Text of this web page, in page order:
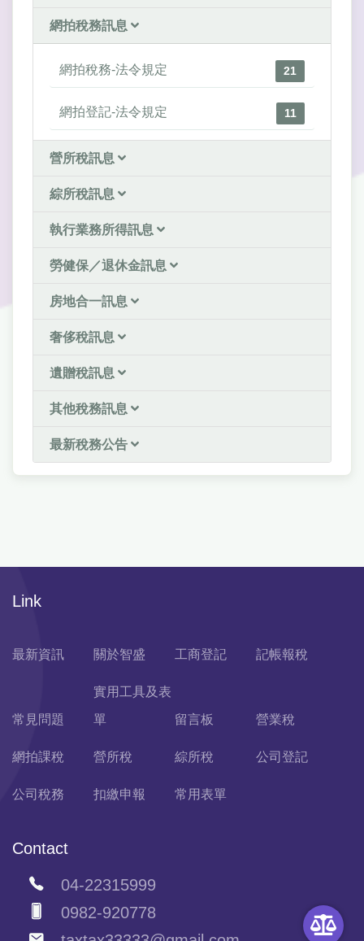
網拍稅務訊息
網拍稅務-法令規定 21
網拍登記-法令規定 11
營所稅訊息
綜所稅訊息
執行業務所得訊息
勞健保／退休金訊息
房地合一訊息
奢侈稅訊息
遺贈稅訊息
其他稅務訊息
最新稅務公告
Link
最新資訊 關於智盛 工商登記 記帳報稅
常見問題
實用工具及表
單
留言板 營業稅
網拍課稅 營所稅 綜所稅 公司登記
公司稅務 扣繳申報 常用表單
Contact
04-22315999
0982-920778